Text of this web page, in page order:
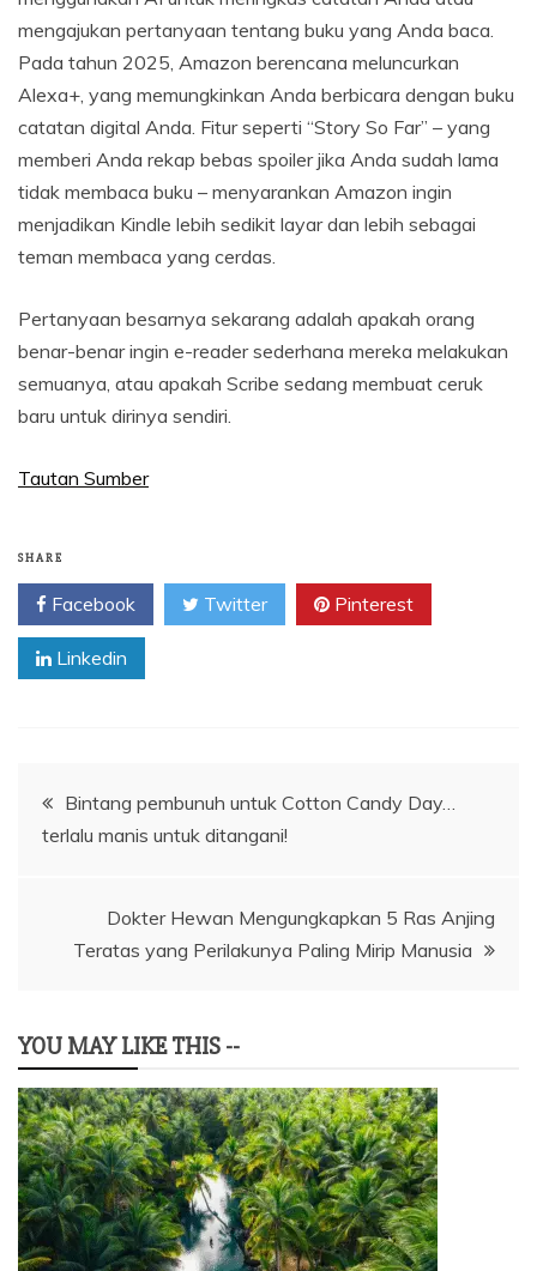
mengajukan pertanyaan tentang buku yang Anda baca.
Pada tahun 2025, Amazon berencana meluncurkan
Alexa+, yang memungkinkan Anda berbicara dengan buku
catatan digital Anda. Fitur seperti “Story So Far” – yang
memberi Anda rekap bebas spoiler jika Anda sudah lama
tidak membaca buku – menyarankan Amazon ingin
menjadikan Kindle lebih sedikit layar dan lebih sebagai
teman membaca yang cerdas.
Pertanyaan besarnya sekarang adalah apakah orang
benar-benar ingin e-reader sederhana mereka melakukan
semuanya, atau apakah Scribe sedang membuat ceruk
baru untuk dirinya sendiri.
Tautan Sumber
SHARE
Facebook Twitter Pinterest
Linkedin
Navigasi
pos
Bintang pembunuh untuk Cotton Candy Day…
terlalu manis untuk ditangani!
Dokter Hewan Mengungkapkan 5 Ras Anjing
Teratas yang Perilakunya Paling Mirip Manusia
YOU MAY LIKE THIS --